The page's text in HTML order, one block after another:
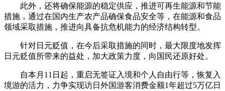
此外，还将确保能源的稳定供应，推进可再生能源和节能
措施，通过在国内生产农产品确保食品安全等，在能源和食品
领域采取措施，推进向具备抗危机能力的经济结构转型。
针对日元贬值，在今后采取措施的同时，最大限度地发挥
日元贬值所带来的益处，加大政策力度，向国民还原好处。
自本月11日起，重启无签证入境和个人自由行等，恢复入
境游的活力，力争实现访日外国游客消费金额1年超过5万亿日